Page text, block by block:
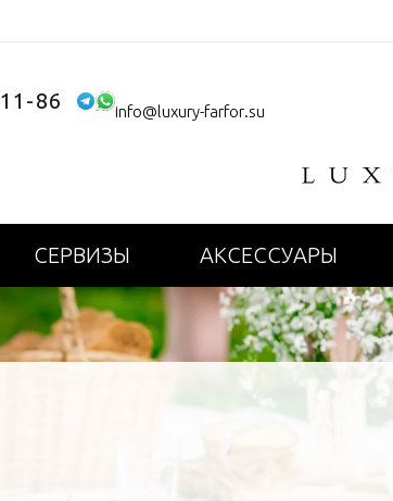
86 info@luxury-farfor.su
СЕРВИЗЫ АКСЕССУАРЫ